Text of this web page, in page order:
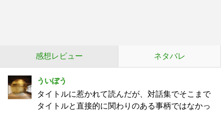
感想レビュー ネタバレ
ういぼう
タイトルに惹かれて読んだが、対話集でそこまで
タイトルと直接的に関わりのある事柄ではなかっ